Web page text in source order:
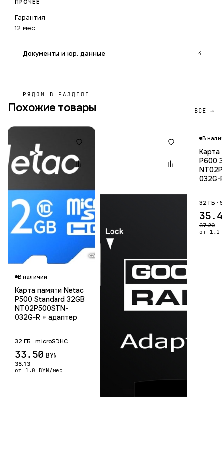
ПРОЧЕЕ
Гарантия
12 мес.
Документы и юр. данные 4
РЯДОМ В РАЗДЕЛЕ
Похожие товары ВСЕ →
Гарантия 12 мес.
В наличии
Карта памяти Netac
P500 Standard 32GB
NT02P500STN-
032G-R + адаптер
32 ГБ · microSDHC
33.50 BYN
35.13
от 1.0 BYN/мес
В
Карта
P600
032G-
32 ГБ ·
37.20
от 1.1